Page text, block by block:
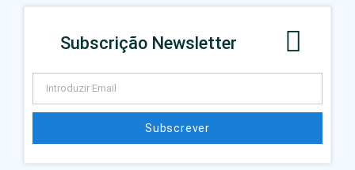
Subscrição Newsletter
Subscrever